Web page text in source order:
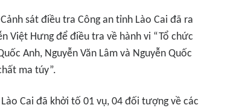
sát điều tra Công an tỉnh Lào Cai đã ra
Việt Hưng để điều tra về hành vi “Tổ chức
Anh, Nguyễn Văn Lâm và Nguyễn Quốc
ma túy”.
Cai đã khởi tố 01 vụ, 04 đối tượng về các